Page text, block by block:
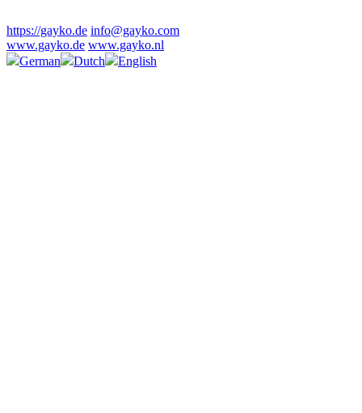
https://gayko.de info@gayko.com
www.gayko.de www.gayko.nl
German
Dutch English